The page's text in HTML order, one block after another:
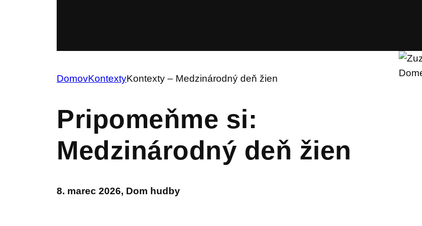
DomovKontextyKontexty – Medzinárodný deň žien
Pripomeňme si:
Medzinárodný deň žien
8. marec 2026, Dom hudby